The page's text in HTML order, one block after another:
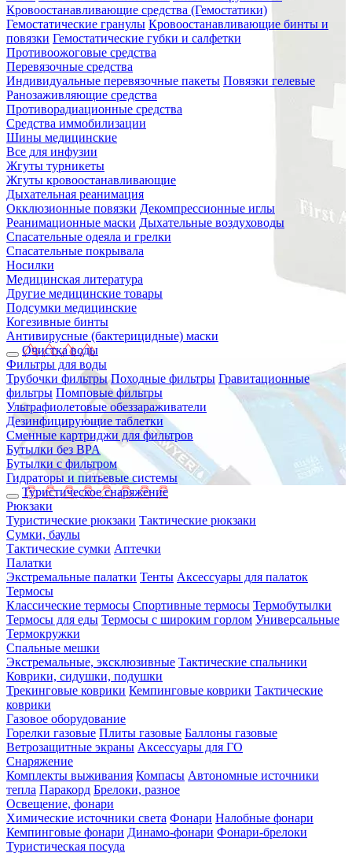
Кровоостанавливающие средства (Гемостатики)
Гемостатические гранулы Кровоостанавливающие бинты и
повязки Гемостатические губки и салфетки
Противоожоговые средства
Перевязочные средства
Индивидуальные перевязочные пакеты Повязки гелевые
Ранозаживляющие средства
Противорадиационные средства
Средства иммобилизации
Шины медицинские
Все для инфузии
Жгуты турникеты
Жгуты кровоостанавливающие
Дыхательная реанимация
Окклюзионные повязки Декомпрессионные иглы
Реанимационные маски Дыхательные воздуховоды
Спасательные одеяла и грелки
Спасательные покрывала
Носилки
Медицинская литература
Другие медицинские товары
Подсумки медицинские
Когезивные бинты
Антивирусные (бактерицидные) маски
Очистка воды
Фильтры для воды
Трубочки фильтры Походные фильтры Гравитационные
фильтры Помповые фильтры
Ультрафиолетовые обеззараживатели
Дезинфицирующие таблетки
Сменные картриджи для фильтров
Бутылки без BPA
Бутылки с фильтром
Гидраторы и питьевые системы
Туристическое снаряжение
Рюкзаки
Туристические рюкзаки Тактические рюкзаки
Сумки, баулы
Тактические сумки Аптечки
Палатки
Экстремальные палатки Тенты Аксессуары для палаток
Термосы
Классические термосы Спортивные термосы Термобутылки
Термосы для еды Термосы с широким горлом Универсальные
Термокружки
Спальные мешки
Экстремальные, эксклюзивные Тактические спальники
Коврики, сидушки, подушки
Трекинговые коврики Кемпинговые коврики Тактические
коврики
Газовое оборудование
Горелки газовые Плиты газовые Баллоны газовые
Ветрозащитные экраны Аксессуары для ГО
Снаряжение
Комплекты выживания Компасы Автономные источники
тепла Паракорд Брелоки, разное
Освещение, фонари
Химические источники света Фонари Налобные фонари
Кемпинговые фонари Динамо-фонари Фонари-брелоки
Туристическая посуда